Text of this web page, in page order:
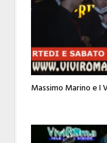
Massimo Marino e I